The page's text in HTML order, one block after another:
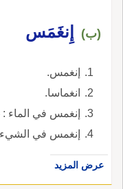
(ب) إِنغَمَس
إنغمس.
انغماسا.
إنغمس في الماء
إنغمس في
عرض المزيد